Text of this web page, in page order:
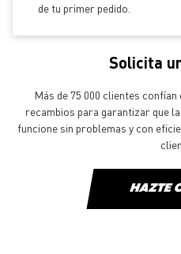
de tu primer pedido.
Solicita
Más de 75 000 clientes
recambios para garantizar que
funcione sin problemas y con
HAZTE